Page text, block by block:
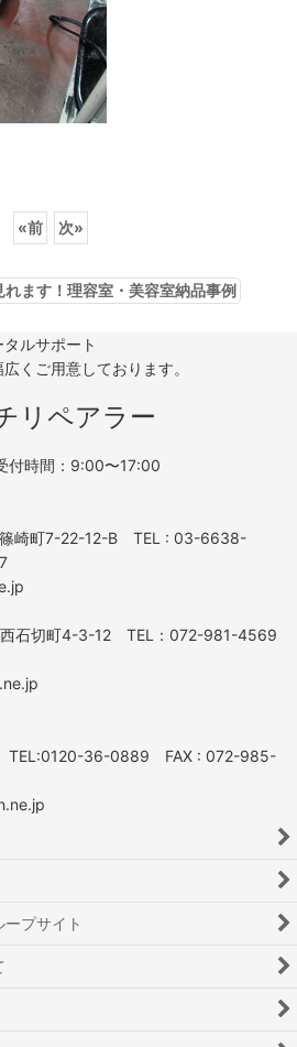
«前 次»
ます！理容室・美容室納品事例
ルサポート
くご用意しております。
リペアラー
付時間：9:00〜17:00
篠崎町7-22-12-B TEL : 03-6638-
西石切町4-3-12 TEL：072-981-4569
TEL:0120-36-0889 FAX : 072-985-
プサイト